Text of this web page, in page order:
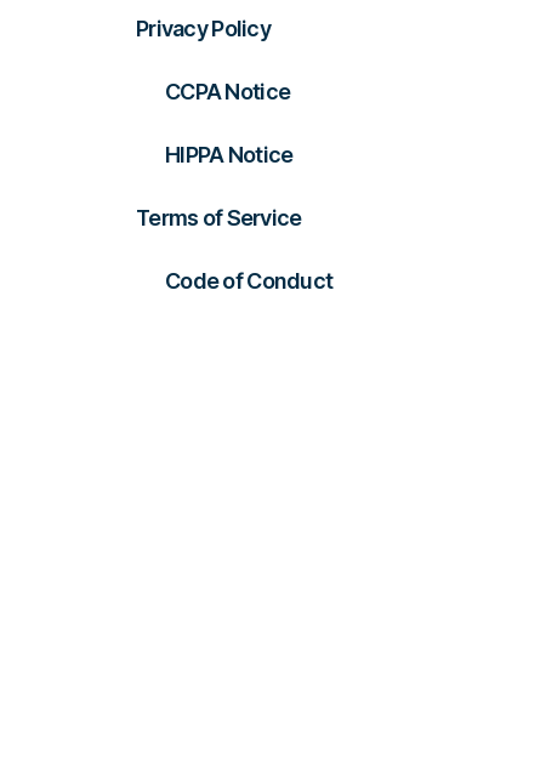
Privacy Policy
CCPA Notice
HIPPA Notice
Terms of Service
Code of Conduct